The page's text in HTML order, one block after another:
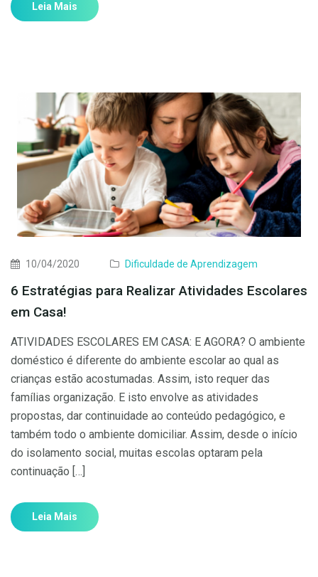
Leia Mais
10/04/2020 Dificuldade de Aprendizagem
6 Estratégias para Realizar Atividades Escolares
em Casa!
ATIVIDADES ESCOLARES EM CASA: E AGORA? O ambiente
doméstico é diferente do ambiente escolar ao qual as
crianças estão acostumadas. Assim, isto requer das
famílias organização. E isto envolve as atividades
propostas, dar continuidade ao conteúdo pedagógico, e
também todo o ambiente domiciliar. Assim, desde o início
do isolamento social, muitas escolas optaram pela
continuação […]
Leia Mais